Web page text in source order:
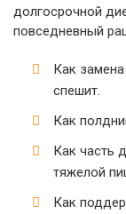
долгосрочной
повседневный
Как
спешит.
Как
Как часть
тяжелой
Как